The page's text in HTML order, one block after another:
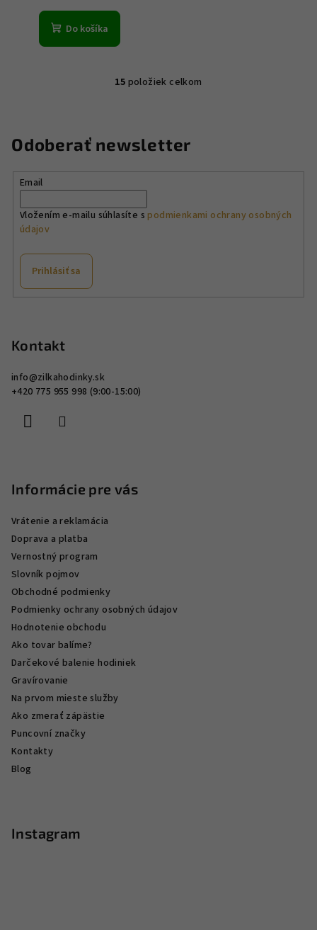
Do košíka
O
á
d
a
e
y
15 položiek celkom
Odoberať newsletter
Email
Vložením e-mailu súhlasíte spodmienkami ochrany osobných
údajov
Prihlásiť sa
Kontakt
info@zilkahodinky.sk
+420 775 955 998 (9:00-15:00)
Informácie pre vás
Vrátenie a reklamácia
Doprava a platba
Vernostný program
Slovník pojmov
Obchodné podmienky
Podmienky ochrany osobných údajov
Hodnotenie obchodu
Ako tovar balíme?
Darčekové balenie hodiniek
Gravírovanie
Na prvom mieste služby
Ako zmerať zápästie
Puncovní značky
Kontakty
Blog
Instagram